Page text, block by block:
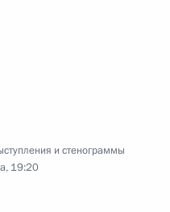
и стенограммы
19:20